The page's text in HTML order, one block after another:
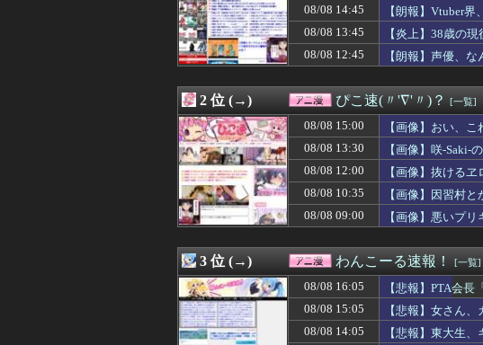
08/08 14:53
【名探偵プリキュア】28話先
08/08 14:45
【朗報】Vtuber界、新たなる『
08/08 14:35
【悲報】ワイ、徹夜で同人ｴﾛｹ
08/08 14:32
【画像】お尻ゲームのキャラ、
08/08 14:25
【Horizon】MODEROID「スロ
08/08 14:18
【悲報】デスノートの夜神月さ
08/08 14:10
【驚愕】名作『
08/08 14:05
【朗報】NIKKEとペルソナのえ
08/08 14:05
【悲報】東大生、キャバ嬢とバ
08/08 14:02
【ガンダムBD Re:RISE】もう6
08/08 14:00
【ラブライブ！】俺はこの衣装
08/08 14:00
ドラクエのゼシカとかいう人気
08/08 13:45
【炎上】38歳の現役格闘家さん
08/08 13:30
【画像】咲-Saki-の大星淡の能
08/08 13:29
デジモンがここにきて過去最高
08/08 13:05
【悲報】坂口杏里を家に住ませ
08/08 13:00
【ラブライブ！】【画像】く
08/08 13:00
『Destiny Unchain Online』TV
08/08 12:47
漫画ゲームアニメで史上最低の
08/08 14:45
【朗報】Vtuber
08/08 13:45
【炎上】38歳の
08/08 12:45
【朗報】声優、
2 位 (→) ぴこ速(〃'∇'〃)？ [一覧]
08/08 15:00
【画像】おい、
08/08 13:30
【画像】咲-Saki-
08/08 12:00
【画像】抜ける
08/08 10:35
【画像】因習村
08/08 09:00
【画像】悪いプリ
3 位 (→) わんこーる速報！ [一覧]
08/08 16:05
【悲報】PTA会
08/08 15:05
【悲報】女さん
08/08 14:05
【悲報】東大生